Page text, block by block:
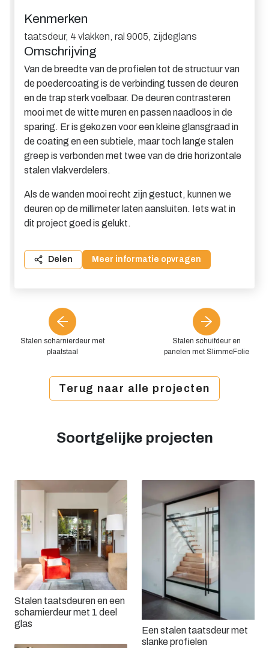
Stalen scharnierdeur met
plaatstaal
Kenmerken
taatsdeur, 4 vlakken ral 9005 zijdeglans
Omschrijving
Van de breedte van de profielen tot de structuur van
de poedercoating is de verbinding tussen de deuren
en de trap sterk voelbaar. De deuren contrasteren
mooi met de witte muren en passen naadloos in de
sparing. Er is gekozen voor een kleine glansgraad in
de coating en een subtiele, maar toch lange stalen
greep is verbonden met twee van de drie horizontale
stalen vlakverdelers.
Als de wanden mooi recht zijn gestuct, kunnen we
deuren op de millimeter laten aansluiten. Iets wat in
dit project goed is gelukt.
Delen Meer informatie opvragen
Stalen schuifdeur en
panelen met SlimmeFolie
Terug naar alle projecten
Soortgelijke projecten
Stalen taatsdeuren en een
scharnierdeur met 1 deel
glas
Een stalen taatsdeur met
slanke profielen